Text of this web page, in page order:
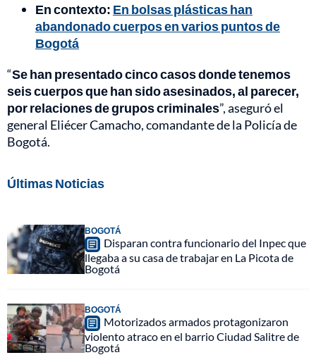
En contexto: En bolsas plásticas han
abandonado cuerpos en varios puntos de
Bogotá
“Se han presentado cinco casos donde tenemos
seis cuerpos que han sido asesinados, al parecer,
por relaciones de grupos criminales”, aseguró el
general Eliécer Camacho, comandante de la Policía de
Bogotá.
Últimas Noticias
BOGOTÁ
Disparan contra funcionario del Inpec que
llegaba a su casa de trabajar en La Picota de
Bogotá
BOGOTÁ
Motorizados armados protagonizaron
violento atraco en el barrio Ciudad Salitre de
Bogotá